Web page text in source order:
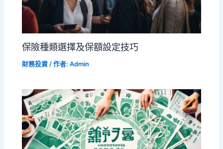
保險種類選擇及保額設定技巧
財務投資 / 作者:Admin